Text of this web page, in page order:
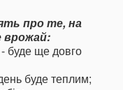
про те, на
врожай:
- буде ще довго
буде теплим;